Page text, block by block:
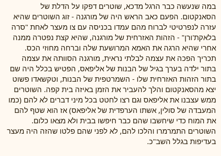
במה שנעשה כבר הרגל מדכא, שוטרים דפקו על הדלת של
הסאנקטום. הפעם כאב הראש היה של מורגנה - זוג השוטרים שהיא
עזרה לנפרטיטי לברוח מהם עמדו בכניסה עם צו מעצר לאחת "סרה
בלאקת'ורן" - הזהות האזרחית של מורגנה, שהיא קצת נפטרה ממנה
אחרי שהיא הרגה את האמא המרושעת שלה וברחה מחוזי הכס.
תכריך הפכה את עצמה לבלתי נראית, מורגנה הסוותה את עצמה
בתור ילדה בערך בגיל של הבנות של אליפאס, הפטיש בכלל היה שם
בתור הזהות האזרחית שלו - השמרטפית של הבנות, וטקשאדו פשוט
יצא מהסאנקטום והלך להעביר את הזמן באיזה בית קפה. השוטרים
ממש עצבנו את אליפאס וגם רצו לחטט בכל מיני דברים לא להם (כמו
המעבדה של סולין, אשתו הערפדית של אליפאס) אז הוא שטף להם
את המוח כדי שיחשבו שהם כבר חיפשו בבית ולא מצאו כלום.
השוטרים התמרמרו והלכו להם, לא לפני שהם פלטו שהזה היה מעצר
בעדיפות בגלל השב"כ.